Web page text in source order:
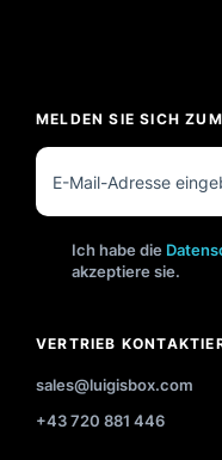
MELDEN SIE SICH
Ich habe die
akzeptiere sie.
VERTRIEB
sales@luigisbox.com
+43 720 881 446